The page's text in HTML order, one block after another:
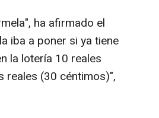
ha afirmado el
iba a poner si ya tiene
la lotería 10 reales
reales (30 céntimos)",